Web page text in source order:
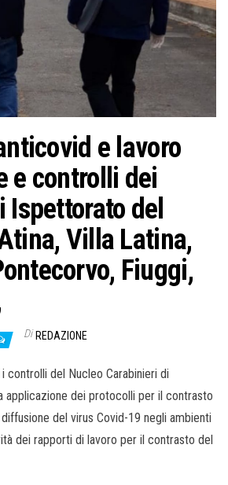
o
n
e
e lavoro
e controlli dei
Ispettorato del
Villa Latina,
Fiuggi,
Di REDAZIONE
controlli del Nucleo Carabinieri di
applicazione dei protocolli per il contrasto
del virus Covid-19 negli ambienti
dei rapporti di lavoro per il contrasto del